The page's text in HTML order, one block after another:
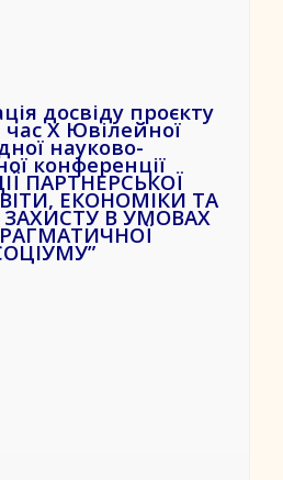
досвіду проєкту
час X Ювілейної
науково-
конференції
ПАРТНЕРСЬКОЇ
ЕКОНОМІКИ ТА
В УМОВАХ